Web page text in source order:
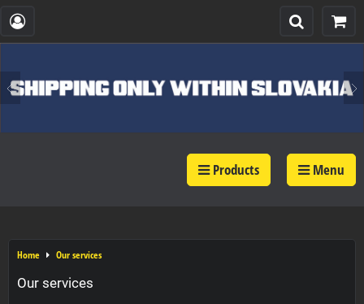
Products Menu
Home Our services
Our services